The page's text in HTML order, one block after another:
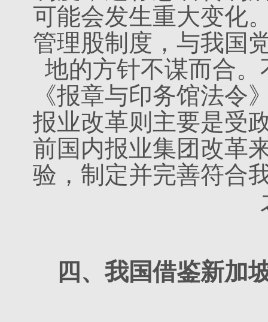
可能会发生重大变化
管理股制度，与我国
地的方针不谋而合
《报章与印务馆法令
报业改革则主要是受
前国内报业集团改革
验，制定并完善符合
四、我国借鉴新加